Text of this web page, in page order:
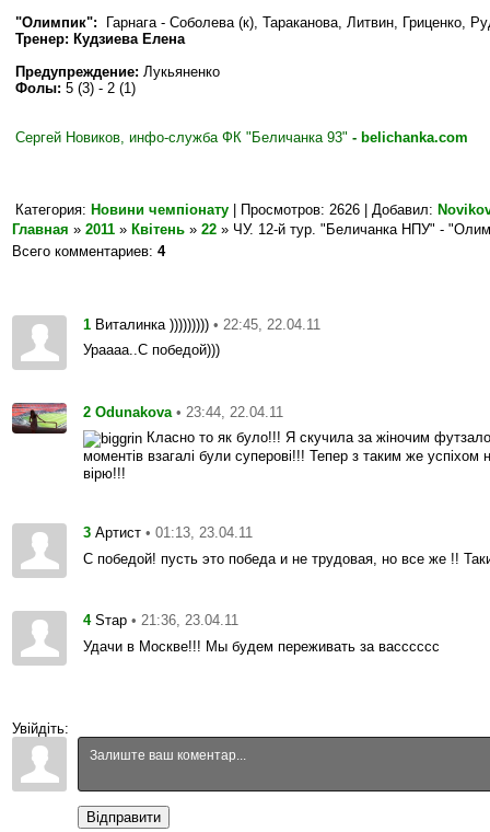
"Олимпик":
Гарнага - Соболева (к), Тараканова, Литвин, Гриценко,
Тренер: Кудзиева Елена
Предупреждение: Лукьяненко
Фолы: 5 (3) - 2 (1)
Сергей Новиков, инфо-служба ФК "Беличанка 93" - belichanka.com
Категория: Новини чемпіонату | Просмотров: 2626 | Добавил:
Главная » 2011 » Квітень » 22 » ЧУ. 12-й тур. "Беличанка НПУ" -
Всего комментариев: 4
1 Виталинка ))))))))) • 22:45, 22.04.11
Ураааа..С победой)))
2 Odunakova • 23:44, 22.04.11
Класно то як було!!! Я скучила за жіночим
моментів взагалі були суперові!!! Тепер з таким же
вірю!!!
3 Артист • 01:13, 23.04.11
С победой! пусть это победа и не трудовая, но все же !!
4 Sтар • 21:36, 23.04.11
Удачи в Москве!!! Мы будем переживать за васссссс
Увійдіть:
Відправити